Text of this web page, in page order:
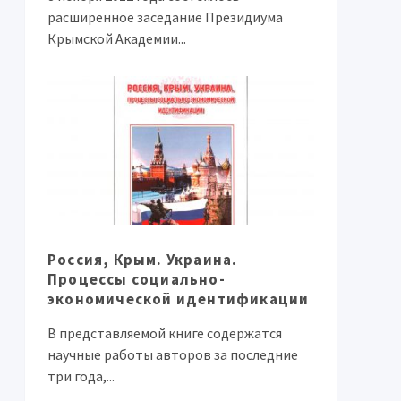
расширенное заседание Президиума
Крымской Академии...
Россия, Крым. Украина.
Процессы социально-
экономической идентификации
В представляемой книге содержатся
научные работы авторов за последние
три года,...